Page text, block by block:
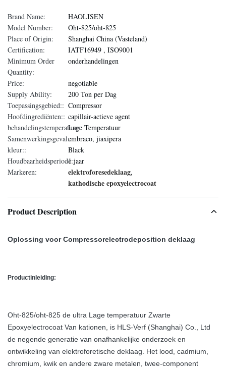
Brand Name:
HAOLISEN
Model Number:
Oht-825/oht-825
Place of Origin:
Shanghai China (Vasteland)
Certification:
IATF16949 , ISO9001
Minimum Order
Quantity:
onderhandelingen
Price:
negotiable
Supply Ability:
200 Ton per Dag
Toepassingsgebied:: Compressor
Hoofdingrediënten:: capillair-actieve agent
behandelingstemperatuur::Lage Temperatuur
Samenwerkingsgeval::embraco, jiaxipera
kleur::
Black
Houdbaarheidsperiode::1 jaar
Markeren:
elektroforesedeklaag,
kathodische epoxyelectrocoat
Product Description
Oplossing voor Compressorelectrodeposition deklaag
Productinleiding:
Oht-825/oht-825 de ultra Lage temperatuur Zwarte
Epoxyelectrocoat Van kationen, is HLS-Verf (Shanghai) Co., Ltd
de negende generatie van onafhankelijke onderzoek en
ontwikkeling van elektroforetische deklaag. Het lood, cadmium,
chromium, kwik en andere zware metalen, twee-component